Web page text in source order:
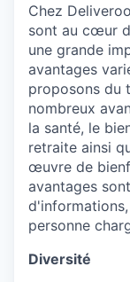
Chez
sont au cœur
une grande
avantages
proposons du
nombreux
la santé, le
retraite ainsi
œuvre de
avantages
personne
Diversité